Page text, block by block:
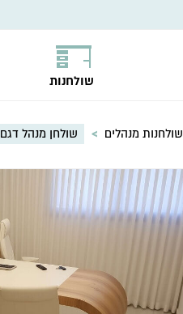
שולחנות
שולחנות מנהלים > שולחן מנהל דגם C